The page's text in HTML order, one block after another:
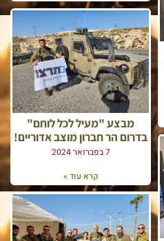
מבצע "מעיל לכל לוחם"
בדרום הר חברון מוצב אדוריים!
7 בפברואר 2024
קרא עוד »